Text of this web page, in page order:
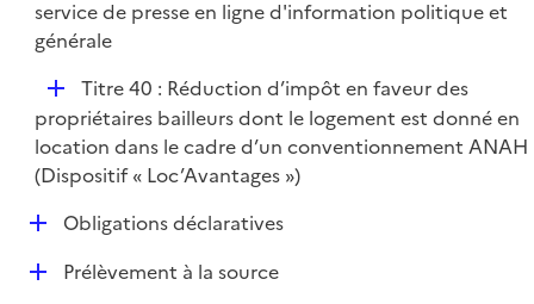
r
service de presse en ligne d'information politique et
générale
D
é
p
l
e
r
Titre 40 : Réduction d’impôt en faveur des
propriétaires bailleurs dont le logement est donné en
location dans le cadre d’un conventionnement ANAH
(Dispositif « Loc’Avantages »)
DObligations déclaratives
DPrélèvement à la source